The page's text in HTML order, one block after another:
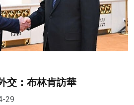
交：布林肯訪華
29